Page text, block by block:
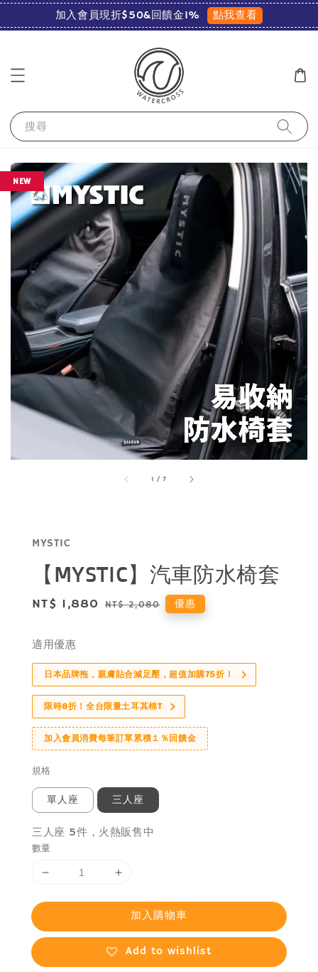
加入會員現折$50&回饋金1% 點我查看
搜尋
1 /7
NEW
MYSTIC
【MYSTIC】汽車防水椅套
Sale
NT$ 1,880 Regular
NT$ 2,080 優惠
適用優惠
日本品牌拖，親膚貼合減足壓，超值加購75折！
限時8折！全台限量土耳其棉T
加入會員消費每筆訂單累積１％回饋金
規格
單人座 三人座
三人座 5件，火熱販售中
數量
加入購物車
Add to wishlist